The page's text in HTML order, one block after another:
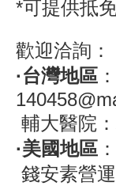
*可提供抵
歡迎洽詢：
·台灣地區
輔大醫院
·美國地區 ：
錢安素營